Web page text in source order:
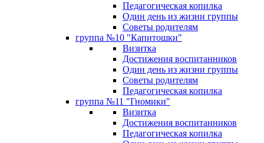
Педагогическая копилка
Один день из жизни группы
Советы родителям
группа №10 "Капитошки"
Визитка
Достижения воспитанников
Один день из жизни группы
Советы родителям
Педагогическая копилка
группа №11 "Гномики"
Визитка
Достижения воспитанников
Педагогическая копилка